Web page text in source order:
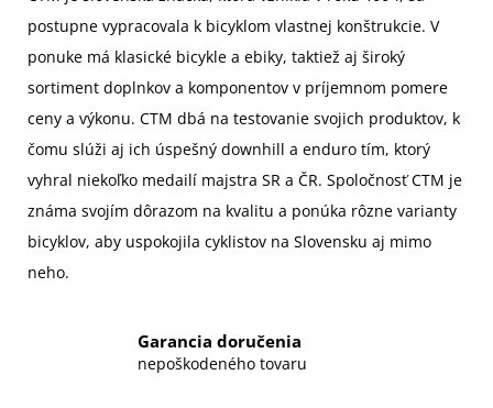
postupne vypracovala k bicyklom vlastnej konštrukcie. V
ponuke má klasické bicykle a ebiky, taktiež aj široký
sortiment doplnkov a komponentov v príjemnom pomere
ceny a výkonu. CTM dbá na testovanie svojich produktov, k
čomu slúži aj ich úspešný downhill a enduro tím, ktorý
vyhral niekoľko medailí majstra SR a ČR. Spoločnosť CTM je
známa svojím dôrazom na kvalitu a ponúka rôzne varianty
bicyklov, aby uspokojila cyklistov na Slovensku aj mimo
neho.
Garancia doručenia
nepoškodeného tovaru